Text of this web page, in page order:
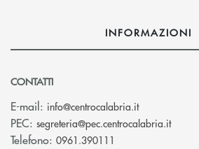
INFORMAZIONI
CONTATTI
E-mail: info@centrocalabria.it(si apre
PEC: segreteria@pec.centrocalabria.it(si
Telefono: 0961.390111